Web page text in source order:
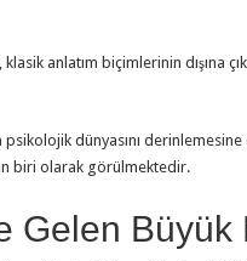
anlatım biçimlerinin dışına
dünyasını derinlemesine
biri olarak görülmektedir.
Gelen Büyük